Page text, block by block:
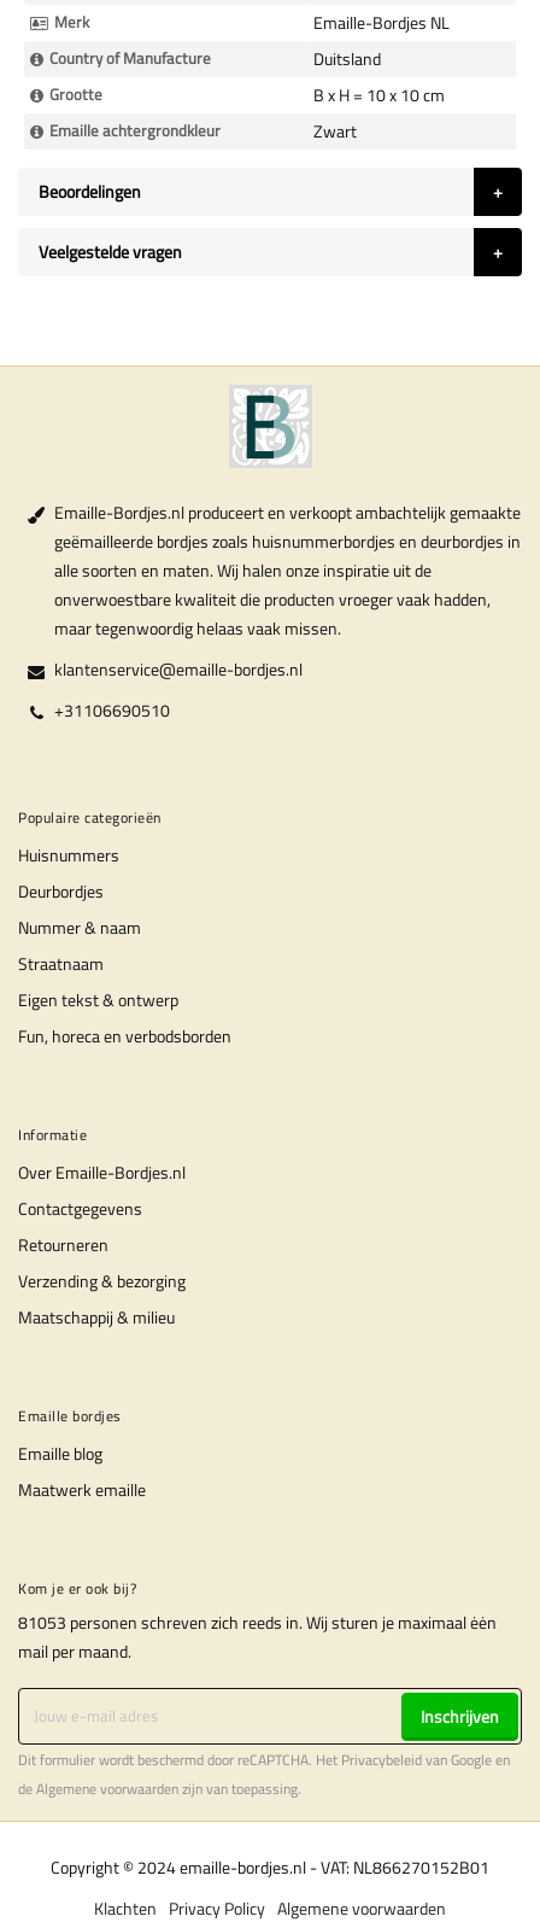
Merk Emaille-Bordjes NL
Country of Manufacture Duitsland
Grootte B x H = 10 x 10 cm
Emaille achtergrondkleur Zwart
Beoordelingen
Veelgestelde vragen
Emaille-Bordjes.nl produceert en verkoopt ambachtelijk gemaakte
geëmailleerde bordjes zoals huisnummerbordjes en deurbordjes in
alle soorten en maten. Wij halen onze inspiratie uit de
onverwoestbare kwaliteit die producten vroeger vaak hadden,
maar tegenwoordig helaas vaak missen.
klantenservice@emaille-bordjes.nl
+31106690510
Populaire categorieën
Huisnummers
Deurbordjes
Nummer & naam
Straatnaam
Eigen tekst & ontwerp
Fun, horeca en verbodsborden
Informatie
Over Emaille-Bordjes.nl
Contactgegevens
Retourneren
Verzending & bezorging
Maatschappij & milieu
Emaille bordjes
Emaille blog
Maatwerk emaille
Kom je er ook bij?
81053 personen schreven zich reeds in. Wij sturen je maximaal ėėn
mail per maand.
Inschrijven
Dit formulier wordt beschermd door reCAPTCHA. Het Privacybeleidvan Google en
deAlgemene voorwaardenzijn van toepassing.
Copyright © 2024 emaille-bordjes.nl - VAT: NL866270152B01
Algemene voorwaarden
Privacy Policy
Klachten